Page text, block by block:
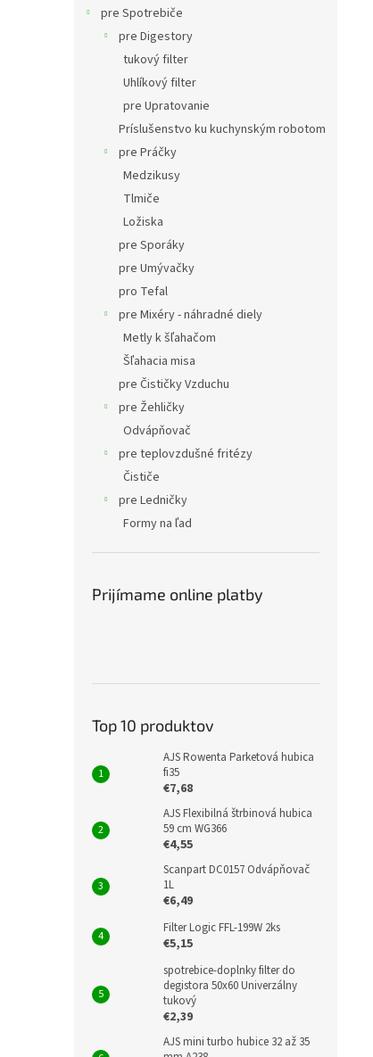
pre Spotrebiče
pre Digestory
tukový filter
Uhlíkový filter
pre Upratovanie
Príslušenstvo ku kuchynským robotom
pre Práčky
Medzikusy
Tlmiče
Ložiska
pre Sporáky
pre Umývačky
pro Tefal
pre Mixéry - náhradné diely
Metly k šľahačom
Šľahacia misa
pre Čističky Vzduchu
pre Žehličky
Odvápňovač
pre teplovzdušné fritézy
Čističe
pre Ledničky
Formy na ľad
Prijímame online platby
Top 10 produktov
AJS Rowenta Parketová hubica
fi35
€7,68
AJS Flexibilná štrbinová hubica
59 cm WG366
€4,55
Scanpart DC0157 Odvápňovač
1L
€6,49
Filter Logic FFL-199W 2ks
€5,15
spotrebice-doplnky filter do
degistora 50x60 Univerzálny
tukový
€2,39
AJS mini turbo hubice 32 až 35